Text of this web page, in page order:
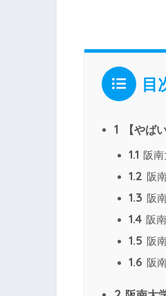
目
1 【やば
1.1 阪
1.2 阪
1.3 阪
1.4 阪
1.5 阪
1.6 阪